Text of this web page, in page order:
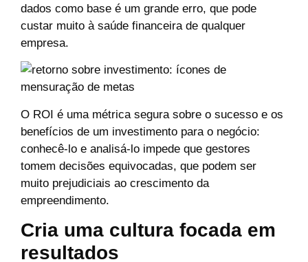
dados como base é um grande erro, que pode
custar muito à saúde financeira de qualquer
empresa.
O ROI é uma métrica segura sobre o sucesso e os
benefícios de um investimento para o negócio:
conhecê-lo e analisá-lo impede que gestores
tomem decisões equivocadas, que podem ser
muito prejudiciais ao crescimento da
empreendimento.
Cria uma cultura focada em
resultados